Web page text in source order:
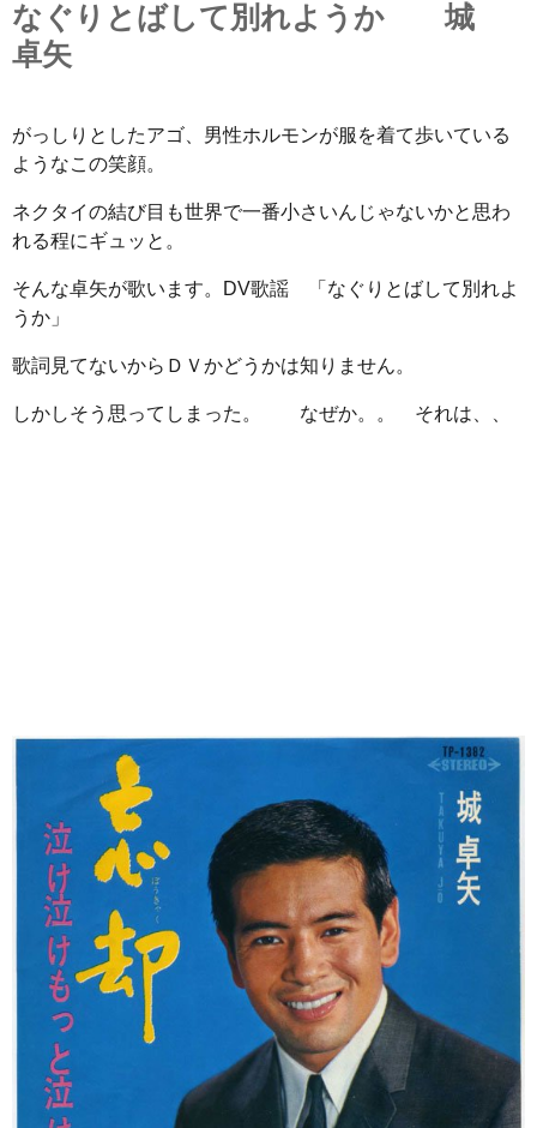
なぐりとばして別れようか 城
卓矢
がっしりとしたアゴ、男性ホルモンが服を着て歩いている
ようなこの笑顔。
ネクタイの結び目も世界で一番小さいんじゃないかと思わ
れる程にギュッと。
そんな卓矢が歌います。DV歌謡 「なぐりとばして別れよ
うか」
歌詞見てないからＤＶかどうかは知りません。
しかしそう思ってしまった。 なぜか。。 それは、、